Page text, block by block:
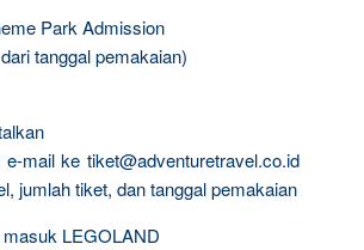
Park Admission
tanggal pemakaian)
mail ke tiket@adventuretravel.co.id
jumlah tiket, dan tanggal pemakaian
LEGOLAND